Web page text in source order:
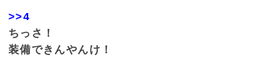
>>4
ちっさ！
装備できんやんけ！